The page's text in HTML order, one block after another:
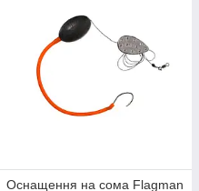
Оснащення на сома Flagman